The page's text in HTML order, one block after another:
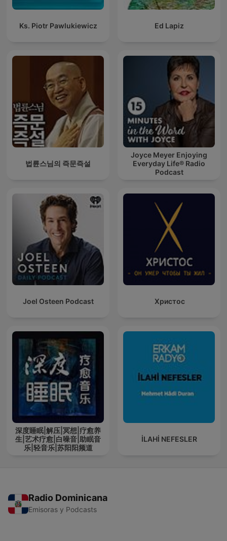
Ks. Piotr Pawlukiewicz Ed Lapiz
법륜스님의 즉문즉설
Joyce Meyer Enjoying
Everyday Life® Radio
Podcast
Joel Osteen Podcast Христос
深度睡眠|解压|冥想|疗愈养
生|艺术疗愈|白噪音|助眠音
乐|轻音乐|苏阳阳频道
İLAHİ NEFESLER
Radio Dominicana
Emisoras y Podcasts